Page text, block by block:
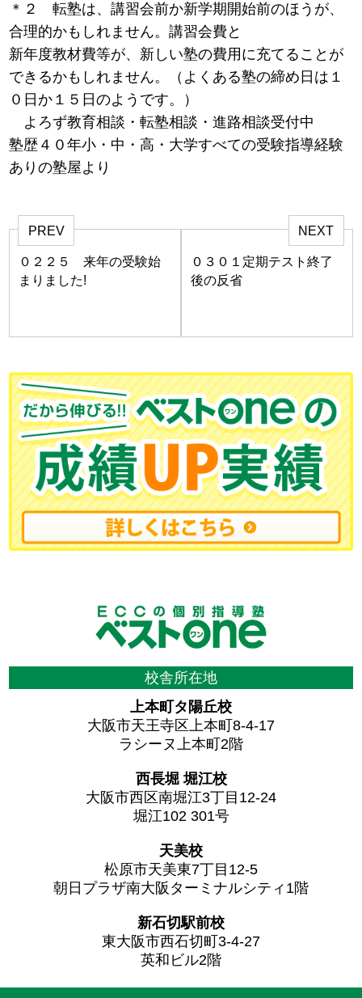
＊２ 転塾は、講習会前か新学期開始前のほうが、
合理的かもしれません。講習会費と
新年度教材費等が、新しい塾の費用に充てることが
できるかもしれません。（よくある塾の締め日は１
０日か１５日のようです。）
よろず教育相談・転塾相談・進路相談受付中
塾歴４０年小・中・高・大学すべての受験指導経験
ありの塾屋より
PREV
０２２５ 来年の受験始
まりました!
NEXT
０３０１定期テスト終了
後の反省
校舎所在地
上本町タ陽丘校
大阪市天王寺区上本町8-4-17
ラシーヌ上本町2階
西長堀 堀江校
大阪市西区南堀江3丁目12-24
堀江102 301号
天美校
松原市天美東7丁目12-5
朝日プラザ南大阪ターミナルシティ1階
新石切駅前校
東大阪市西石切町3-4-27
英和ビル2階